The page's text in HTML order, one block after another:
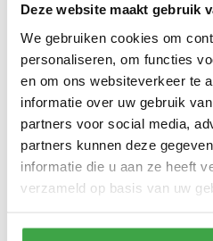
Deze website maakt gebruik
We gebruiken cookies om
personaliseren, om functies
en om ons websiteverkeer te
informatie over uw gebruik
partners voor social media,
partners kunnen deze
informatie die u aan ze heeft
verzameld op basis van uw
Dakhout
Dakbedekking
Deur
Doorloophoogte deur
Bevestigingsmaterialen